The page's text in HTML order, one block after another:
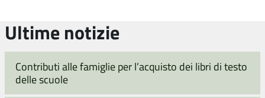
Ultime notizie
Contributi alle famiglie per l’acquisto dei libri di testo
delle scuole